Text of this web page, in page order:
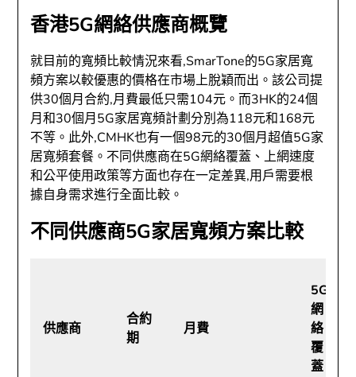
香港5G網絡供應商概覽
就目前的寬頻比較情況來看,SmarTone的5G家居寬
頻方案以較優惠的價格在市場上脫穎而出。該公司提
供30個月合約,月費最低只需104元。而3HK的24個
月和30個月5G家居寬頻計劃分別為118元和168元
不等。此外,CMHK也有一個98元的30個月超值5G家
居寬頻套餐。不同供應商在5G網絡覆蓋、上網速度
和公平使用政策等方面也存在一定差異,用戶需要根
據自身需求進行全面比較。
不同供應商5G家居寬頻方案比較
供應商
合約
期
月費
5G
網
絡
覆
蓋